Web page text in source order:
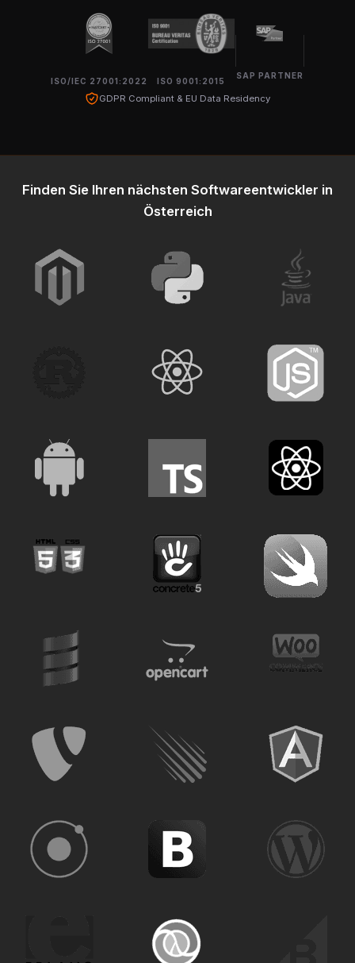
ISO/IEC 27001:2022 ISO 9001:2015
SAP PARTNER
GDPR Compliant & EU Data Residency
Finden Sie Ihren nächsten Softwareentwickler in
Österreich